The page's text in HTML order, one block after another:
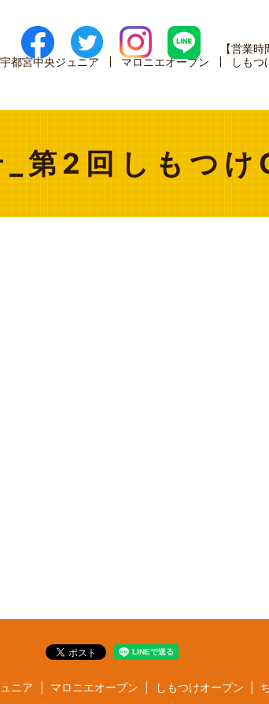
【営業時
宇都宮中央ジュニア マロニエオープン しもつ
_第2回しもつけ
ニア マロニエオープン しもつけオープン